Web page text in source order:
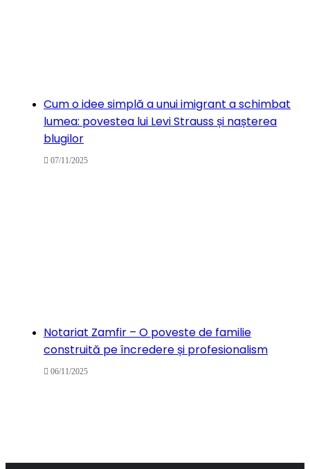
Cum o idee simplă a unui imigrant a schimbat
lumea: povestea lui Levi Strauss și nașterea
blugilor
07/11/2025
Notariat Zamfir – O poveste de familie
construită pe încredere și profesionalism
06/11/2025